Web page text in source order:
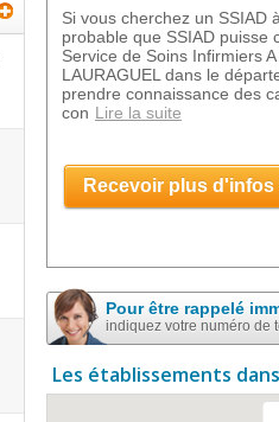
Si vous cherchez un SSIAD
probable que SSIAD puisse
Service de Soins Infirmiers
LAURAGUEL dans le
prendre connaissance des
con Lire la suite
Recevoir plus d'infos
Pour être rappelé
indiquez votre numéro de
Les établissements